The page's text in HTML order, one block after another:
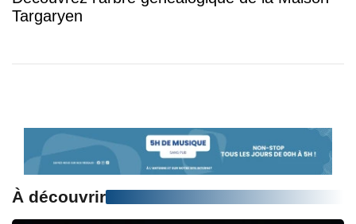
Targaryen
À découvrir